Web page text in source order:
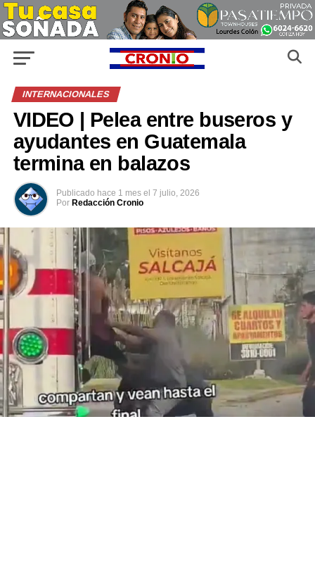
INTERNACIONALES
VIDEO | Pelea entre buseros y
ayudantes en Guatemala
termina en balazos
Publicado hace 1 mes el 7 julio, 2026
Por Redacción Cronio